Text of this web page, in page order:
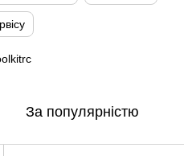
За популярністю